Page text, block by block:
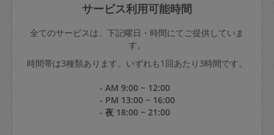
サービス利用可能時間
全てのサービスは、下記曜日・時間にてご提供していま
す。
時間帯は3種類あります。いずれも1回あたり3時間です。
- AM 9:00 ~ 12:00
- PM 13:00 ~ 16:00
- 夜 18:00 ~ 21:00